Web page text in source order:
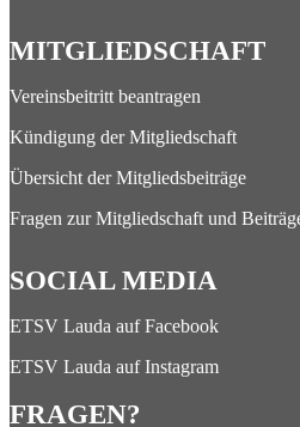
MITGLIEDSCHAFT
Vereinsbeitritt beantragen
Kündigung der Mitgliedschaft
Übersicht der Mitgliedsbeiträge
Fragen zur Mitgliedschaft und
SOCIAL MEDIA
ETSV Lauda auf Facebook
ETSV Lauda auf Instagram
FRAGEN?